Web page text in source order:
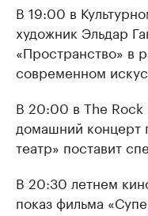
В 19:00 в
художник Эльдар
«Пространство» в
современном
В 20:00 в The Rock
домашний концерт
театр» поставит
В 20:30 летнем
показ фильма